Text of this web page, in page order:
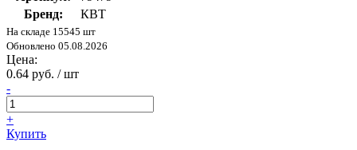
Бренд:
КВТ
На складе 15545 шт
Обновлено 05.08.2026
Цена:
0.64 руб. / шт
-
+
Купить